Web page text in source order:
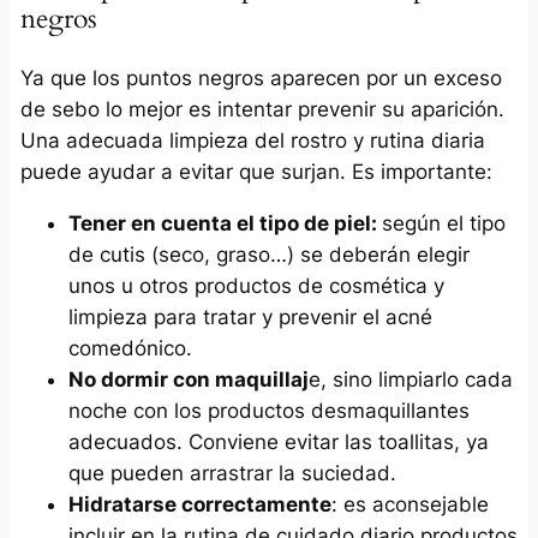
negros
Ya que los puntos negros aparecen por un exceso
de sebo lo mejor es intentar prevenir su aparición.
Una adecuada limpieza del rostro y rutina diaria
puede ayudar a evitar que surjan. Es importante:
Tener en cuenta el tipo de piel: según el tipo
de cutis (seco, graso…) se deberán elegir
unos u otros productos de cosmética y
limpieza para tratar y prevenir el acné
comedónico.
No dormir con maquillaje, sino limpiarlo cada
noche con los productos desmaquillantes
adecuados. Conviene evitar las toallitas, ya
que pueden arrastrar la suciedad.
Hidratarse correctamente: es aconsejable